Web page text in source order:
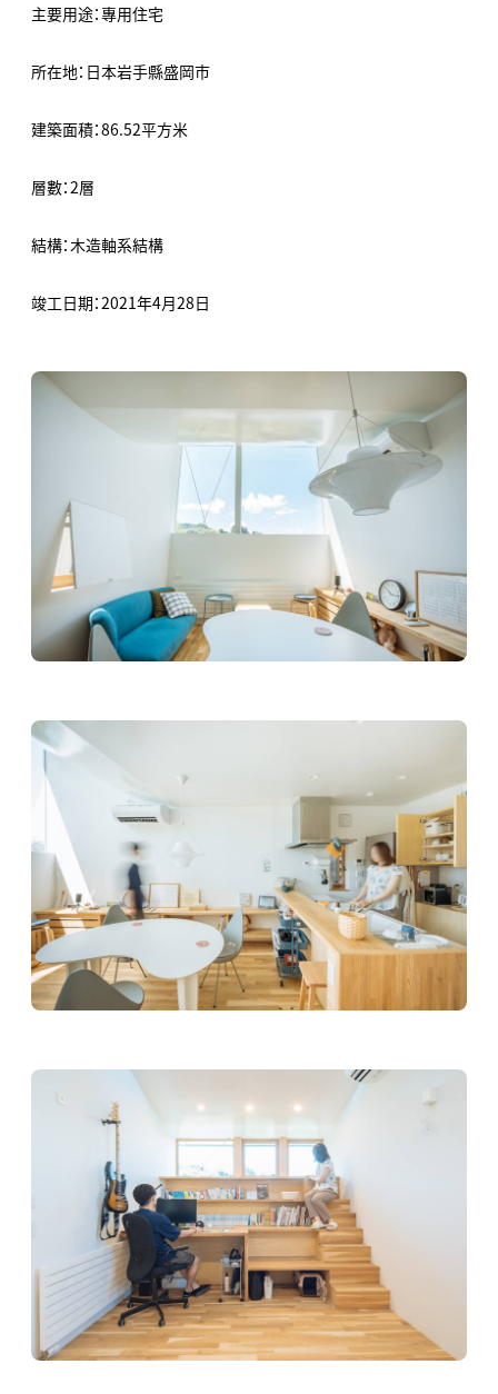
主要用途：專用住宅
所在地：日本岩手縣盛岡市
建築面積：86.52平方米
層數：2層
結構：木造軸系結構
竣工日期：2021年4月28日